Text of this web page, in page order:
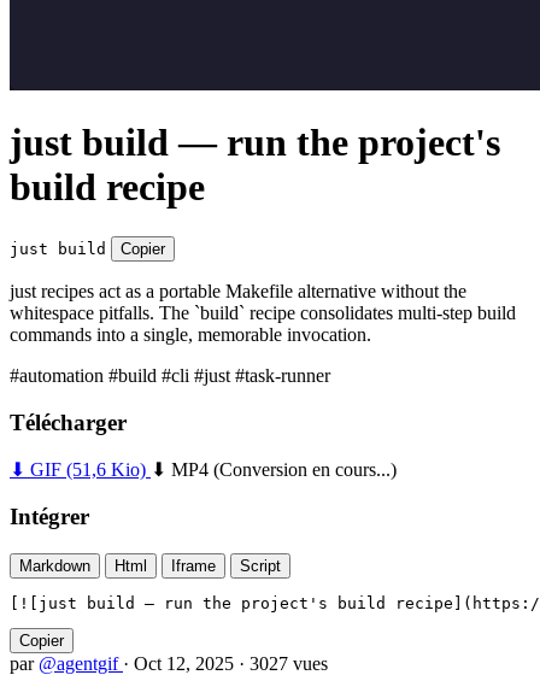
just build — run the project's
build recipe
just build Copier
just recipes act as a portable Makefile alternative without the
whitespace pitfalls. The `build` recipe consolidates multi-step build
commands into a single, memorable invocation.
#automation #build #cli #just #task-runner
Télécharger
⬇ GIF (51,6 Kio) ⬇ MP4 (Conversion en cours...)
Intégrer
Markdown Html Iframe Script
[![just build — run the project's build recipe](https://
Copier
par @agentgif · Oct 12, 2025 · 3027 vues